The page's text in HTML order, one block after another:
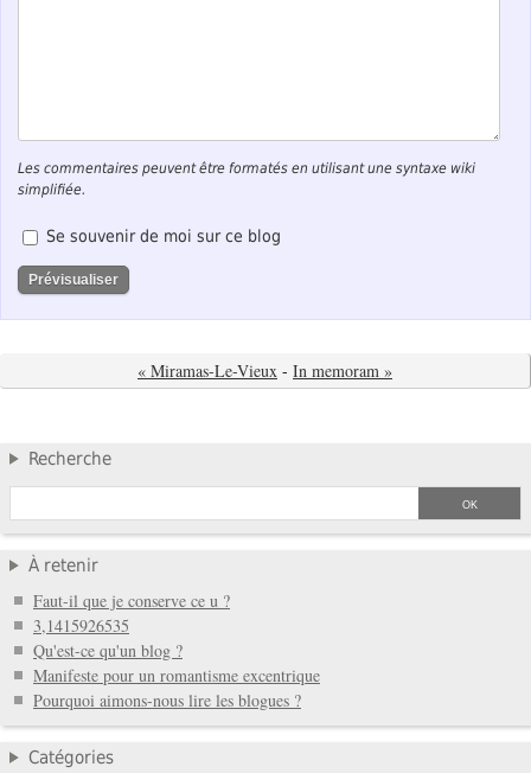
Les commentaires peuvent être formatés en utilisant une syntaxe wiki
simplifiée.
Se souvenir de moi sur ce blog
« Miramas-Le-Vieux - In memoram »
Recherche
À retenir
Faut-il que je conserve ce u ?
3,1415926535
Qu'est-ce qu'un blog ?
Manifeste pour un romantisme excentrique
Pourquoi aimons-nous lire les blogues ?
Catégories